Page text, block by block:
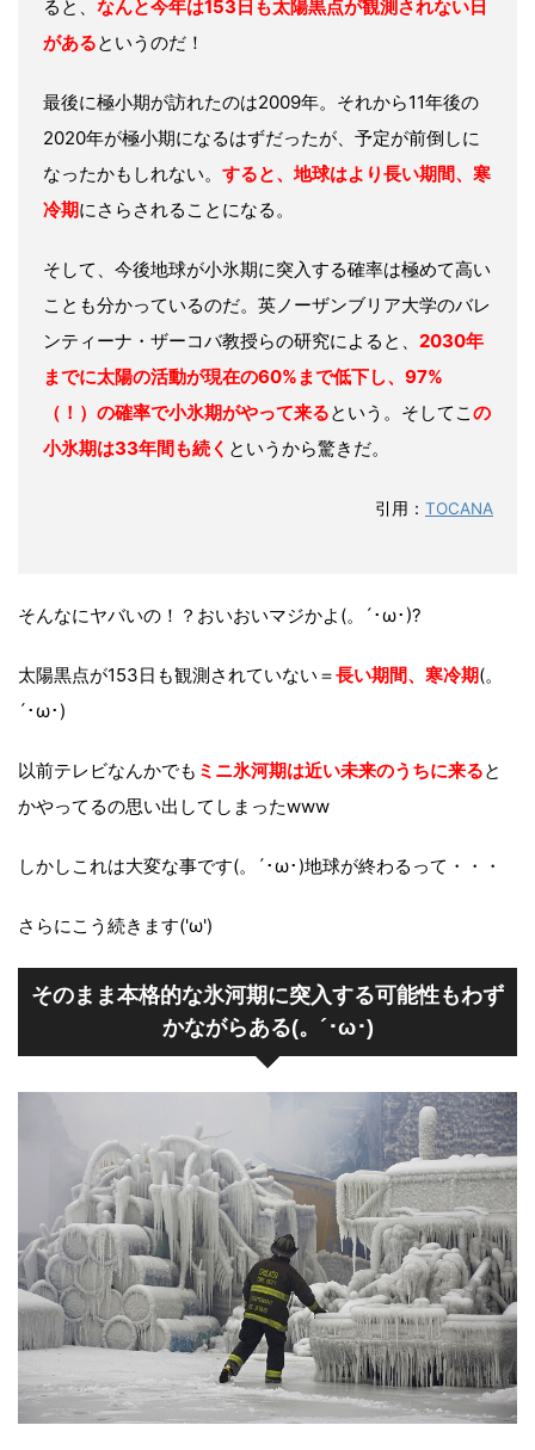
ると、 なんと今年は153日も太陽黒点が観測されない日
があるというのだ！
最後に極小期が訪れたのは2009年。それから11年後の
2020年が極小期になるはずだったが、予定が前倒しに
なったかもしれない。 すると、地球はより長い期間、寒
冷期にさらされることになる。
そして、今後地球が小氷期に突入する確率は極めて高い
ことも分かっているのだ。英ノーザンブリア大学のバレ
ンティーナ・ザーコバ教授らの研究によると、 2030年
までに太陽の活動が現在の60%まで低下し、97%
（！）の確率で小氷期がやって来るという。そしてこの
小氷期は33年間も続く というから驚きだ。
引用： TOCANA
そんなにヤバいの！？おいおいマジかよ(。´･ω･)?
太陽黒点が153日も観測されていない＝長い期間、寒冷期(。
´･ω･)
以前テレビなんかでも ミニ氷河期は近い未来のうちに来ると
かやってるの思い出してしまったwww
しかしこれは大変な事です(。´･ω･)地球が終わるって・・・
さらにこう続きます('ω')
そのまま本格的な氷河期に突入する可能性もわず
かながらある(。´･ω･)